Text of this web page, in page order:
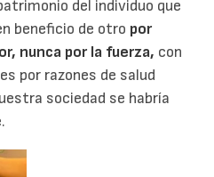
del individuo que
beneficio de otro por
nunca por la fuerza, con
por razones de salud
sociedad se habría